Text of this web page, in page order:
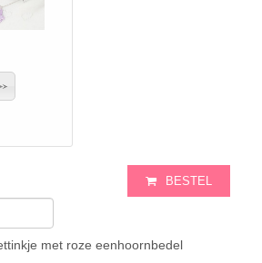
BESTEL
met roze eenhoornbedel